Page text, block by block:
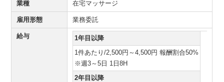
業種 在宅マッサージ
雇用形態 業務委託
給与
1年目以降
1件あたり/2,500円～4,500円 報酬割合50%
※週3～5日 1日8H
2年目以降